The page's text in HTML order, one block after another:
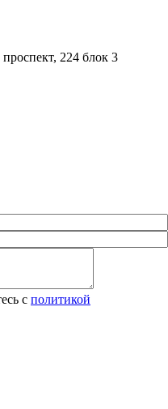
224 блок 3
с политикой